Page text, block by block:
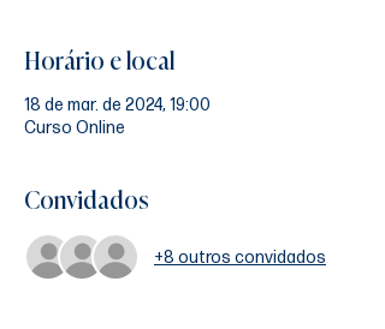
Horário e local
18 de mar. de 2024, 19:00
Curso Online
Convidados
+8 outros convidados